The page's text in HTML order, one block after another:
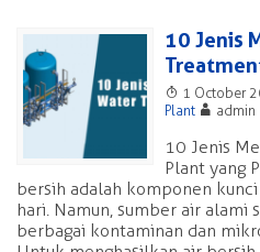
10 Jenis
T 1 October
Plant A admin
10 Jenis
Plant yang
bersih adalah komponen
hari. Namun, sumber air alami
berbagai kontaminan dan